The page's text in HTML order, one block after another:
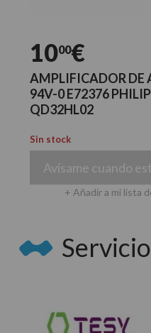
1000€
AMPLIFICADOR DE
94V-0 E72376
QD32HL02
Sin stock
Avísame cuando
+ Añadir a mi lista